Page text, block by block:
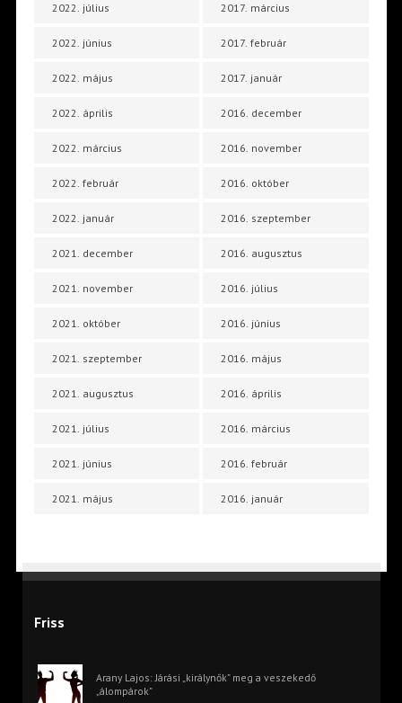
2022. július
2022. június
2022. május
2022. április
2022. március
2022. február
2022. január
2021. december
2021. november
2021. október
2021. szeptember
2021. augusztus
2021. július
2021. június
2021. május
2017. március
2017. február
2017. január
2016. december
2016. november
2016. október
2016. szeptember
2016. augusztus
2016. július
2016. június
2016. május
2016. április
2016. március
2016. február
2016. január
Friss
Arany Lajos: Járási „királynők” meg a veszekedő
„álompárok”